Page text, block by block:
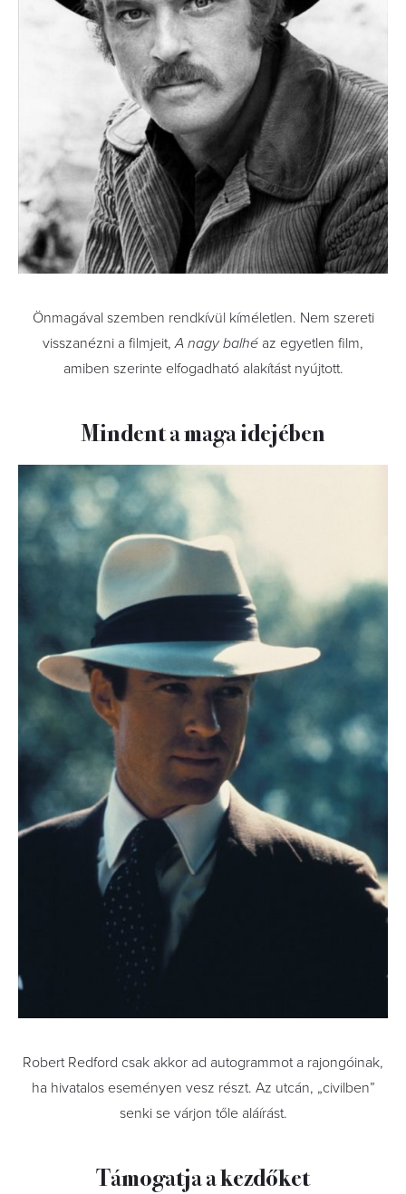
Önmagával szemben rendkívül kíméletlen. Nem szereti
visszanézni a filmjeit,A nagy balhé az egyetlen film,
amiben szerinte elfogadható alakítást nyújtott.
Mindent a maga idejében
Robert Redford csak akkor ad autogrammot a rajongóinak,
ha hivatalos eseményen vesz részt. Az utcán, „civilben”
senki se várjon tőle aláírást.
Támogatja a kezdőket